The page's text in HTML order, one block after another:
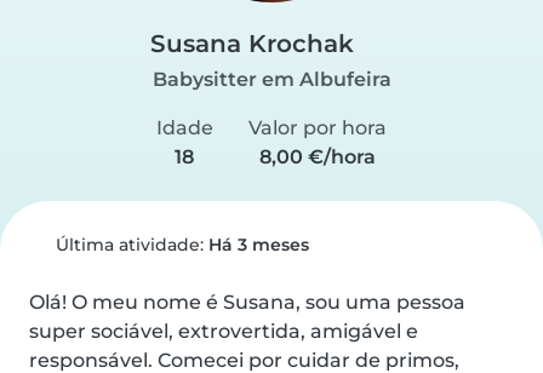
Susana Krochak
Babysitter em Albufeira
Idade
18
Valor por hora
8,00 €/hora
Última atividade: Há 3 meses
Olá! O meu nome é Susana, sou uma pessoa
super sociável, extrovertida, amigável e
responsável. Comecei por cuidar de primos,